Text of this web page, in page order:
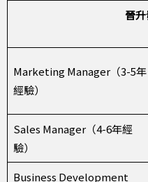
晉
Marketing Manager（3-5年
經驗）
Sales Manager（4-6年經
驗）
Business Development